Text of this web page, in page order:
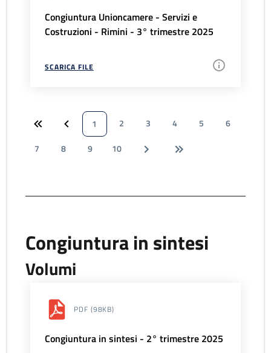
Congiuntura Unioncamere - Servizi e
Costruzioni - Rimini - 3° trimestre 2025
SCARICA FILE
1 2 3 4 5
6
7
8 9 10
Congiuntura in sintesi
Volumi
PDF (98KB)
Congiuntura in sintesi - 2° trimestre 2025